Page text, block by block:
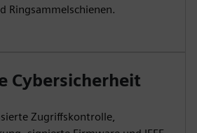
Ringsammelschienen.
Cybersicherheit
Zugriffskontrolle,